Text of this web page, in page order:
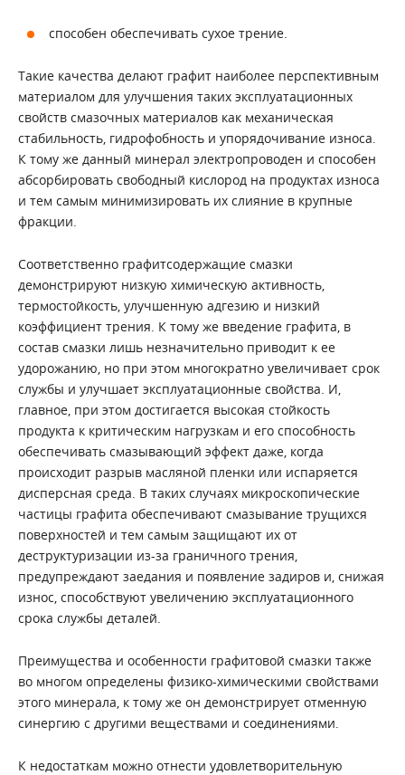
способен обеспечивать сухое трение.
Такие качества делают графит наиболее перспективным
материалом для улучшения таких эксплуатационных
свойств смазочных материалов как механическая
стабильность, гидрофобность и упорядочивание износа.
К тому же данный минерал электропроводен и способен
абсорбировать свободный кислород на продуктах износа
и тем самым минимизировать их слияние в крупные
фракции.
Соответственно графитсодержащие смазки
демонстрируют низкую химическую активность,
термостойкость, улучшенную адгезию и низкий
коэффициент трения. К тому же введение графита, в
состав смазки лишь незначительно приводит к ее
удорожанию, но при этом многократно увеличивает срок
службы и улучшает эксплуатационные свойства. И,
главное, при этом достигается высокая стойкость
продукта к критическим нагрузкам и его способность
обеспечивать смазывающий эффект даже, когда
происходит разрыв масляной пленки или испаряется
дисперсная среда. В таких случаях микроскопические
частицы графита обеспечивают смазывание трущихся
поверхностей и тем самым защищают их от
деструктуризации из-за граничного трения,
предупреждают заедания и появление задиров и, снижая
износ, способствуют увеличению эксплуатационного
срока службы деталей.
Преимущества и особенности графитовой смазки также
во многом определены физико-химическими свойствами
этого минерала, к тому же он демонстрирует отменную
синергию с другими веществами и соединениями.
К недостаткам можно отнести удовлетворительную